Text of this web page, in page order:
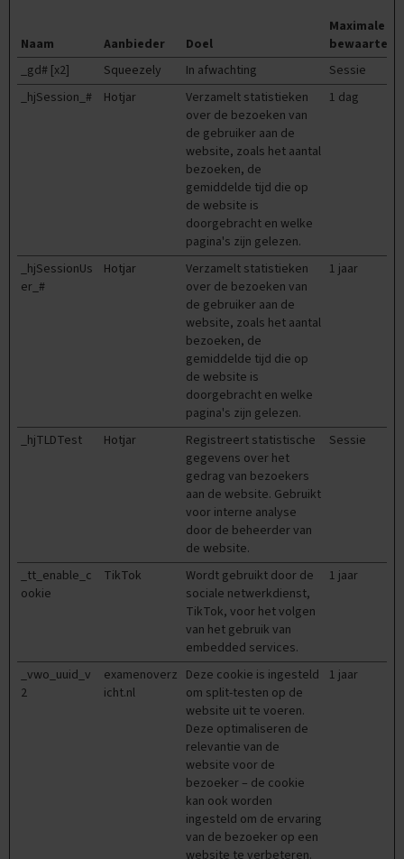
e
d
e
r
m
f
e
s
n
Naam Aanbieder Doel
Maximale
_gd# [x2]
Squeezely In afwachting
Sessie
_hjSession_#
Hotjar
Verzamelt statistieken
over de bezoeken van
de gebruiker aan de
website, zoals het aantal
bezoeken, de
gemiddelde tijd die op
de website is
doorgebracht en welke
pagina's zijn gelezen.
1 dag
_hjSessionUs
er_#
Hotjar
Verzamelt statistieken
over de bezoeken van
de gebruiker aan de
website, zoals het aantal
bezoeken, de
gemiddelde tijd die op
de website is
doorgebracht en welke
pagina's zijn gelezen.
1 jaar
_hjTLDTest Hotjar
Registreert statistische
gegevens over het
gedrag van bezoekers
aan de website. Gebruikt
voor interne analyse
door de beheerder van
de website.
Sessie
_tt_enable_c
ookie
TikTok
Wordt gebruikt door de
sociale netwerkdienst,
TikTok, voor het volgen
van het gebruik van
embedded services.
1 jaar
_vwo_uuid_v
2
examenoverz
icht.nl
Deze cookie is ingesteld
om split-testen op de
website uit te voeren.
Deze optimaliseren de
relevantie van de
website voor de
bezoeker – de cookie
kan ook worden
ingesteld om de ervaring
van de bezoeker op een
website te verbeteren.
1 jaar